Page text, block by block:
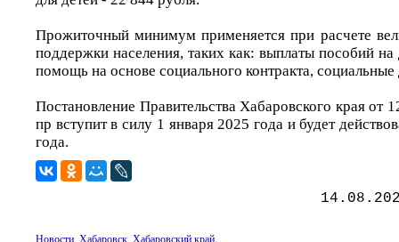
Прожиточный минимум применяется при расчете
поддержки населения, таких как: выплаты пособий на
помощь на основе социального контракта,
Постановление Правительства Хабаровского края от
пр вступит в силу 1 января 2025 года и будет
года.
Новости, Хабаровск, Хабаровский край